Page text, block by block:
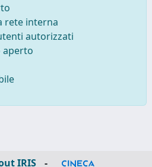
rete interna
autorizzati
aperto
IRIS -